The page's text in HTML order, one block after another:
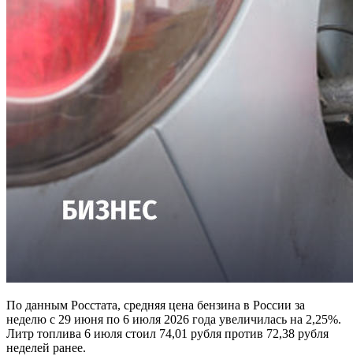
По данным Росстата, средняя цена бензина в России за
неделю с 29 июня по 6 июля 2026 года увеличилась на 2,25%.
Литр топлива 6 июля стоил 74,01 рубля против 72,38 рубля
неделей ранее.